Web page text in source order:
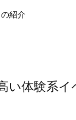
紹介
い体験系